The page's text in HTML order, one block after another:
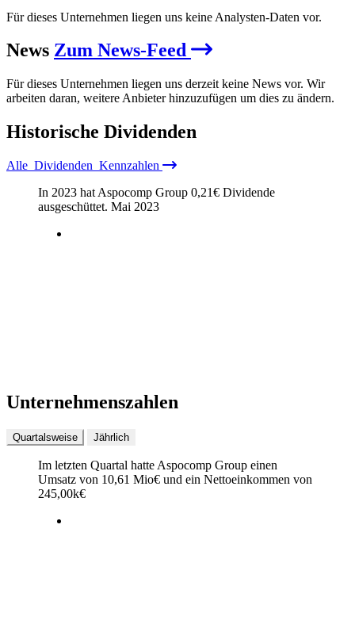
Für dieses Unternehmen liegen uns keine Analysten-Daten vor.
News Zum News-Feed
Für dieses Unternehmen liegen uns derzeit keine News vor. Wir
arbeiten daran, weitere Anbieter hinzuzufügen um dies zu ändern.
Historische Dividenden
Alle Dividenden Kennzahlen
In 2023 hat Aspocomp Group 0,21€ Dividende
ausgeschüttet. Mai 2023
Unternehmenszahlen
Quartalsweise Jährlich
Im letzten Quartal hatte Aspocomp Group einen
Umsatz von 10,61 Mio€ und ein Nettoeinkommen von
245,00k€